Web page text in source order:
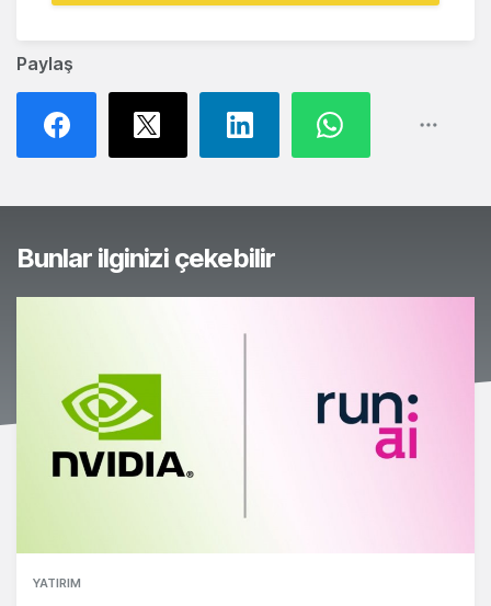
Paylaş
Bunlar ilginizi çekebilir
YATIRIM